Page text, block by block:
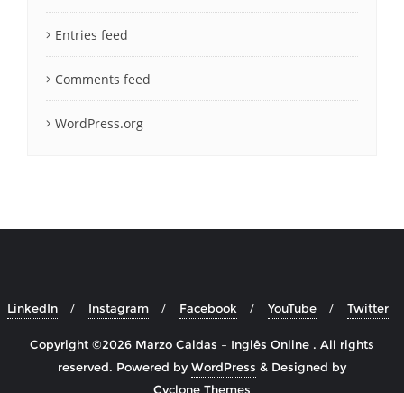
Entries feed
Comments feed
WordPress.org
LinkedIn Instagram Facebook YouTube Twitter
Copyright ©2026 Marzo Caldas – Inglês Online . All rights
reserved. Powered byWordPress & Designed by
Cyclone Themes